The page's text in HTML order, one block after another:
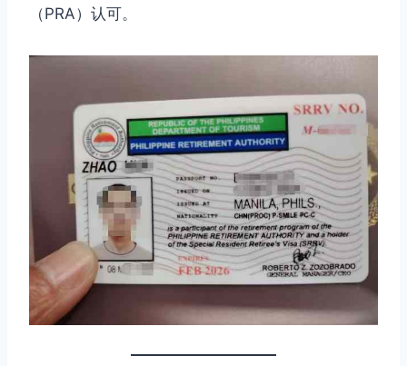
（PRA）认可。